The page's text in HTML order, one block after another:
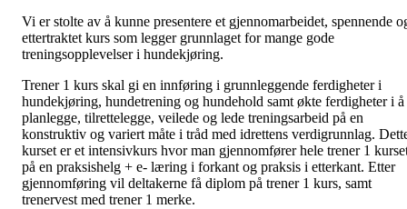
Vi er stolte av å kunne presentere et gjennomarbeidet, spennende
ettertraktet kurs som legger grunnlaget for mange gode
treningsopplevelser i hundekjøring.
Trener 1 kurs skal gi en innføring i grunnleggende ferdigheter i
hundekjøring, hundetrening og hundehold samt økte ferdigheter i å
planlegge, tilrettelegge, veilede og lede treningsarbeid på en
konstruktiv og variert måte i tråd med idrettens verdigrunnlag.
kurset er et intensivkurs hvor man gjennomfører hele trener 1
på en praksishelg + e- læring i forkant og praksis i etterkant. Etter
gjennomføring vil deltakerne få diplom på trener 1 kurs, samt
trenervest med trener 1 merke.